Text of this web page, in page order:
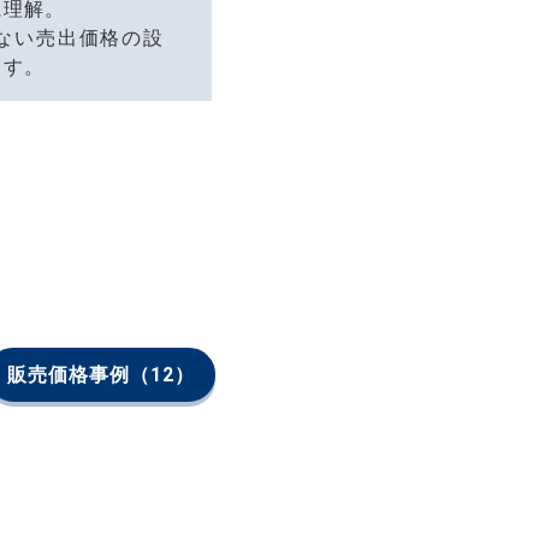
解。
い売出価格の設
。
販売価格事例 （12）